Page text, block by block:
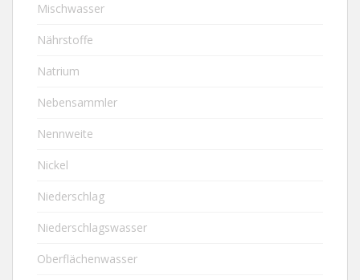
Mischwasser
Nährstoffe
Natrium
Nebensammler
Nennweite
Nickel
Niederschlag
Niederschlagswasser
Oberflächenwasser